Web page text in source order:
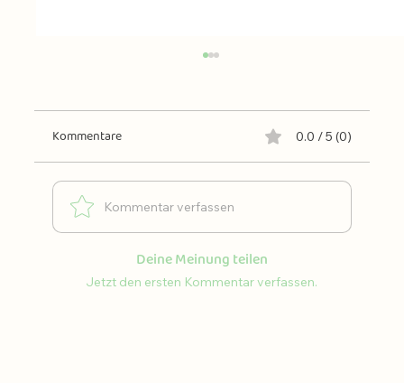
Kommentare 0.0 / 5 (0)
Kommentar verfassen
Deine Meinung teilen
Jetzt den ersten Kommentar verfassen.
Futtermenge berechnen